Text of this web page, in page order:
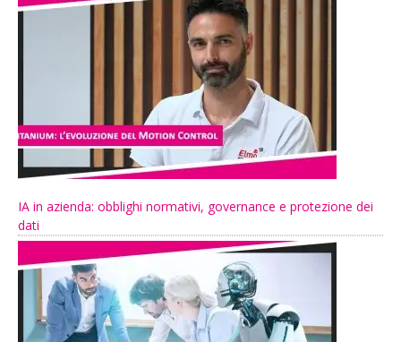
IA in azienda: obblighi normativi, governance e protezione dei
dati